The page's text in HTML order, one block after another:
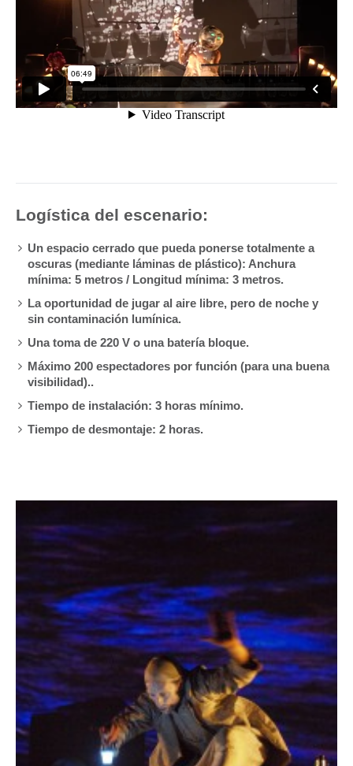
Logística del escenario:
Un espacio cerrado que pueda ponerse totalmente a
oscuras (mediante láminas de plástico): Anchura
mínima: 5 metros / Longitud mínima: 3 metros.
La oportunidad de jugar al aire libre, pero de noche y
sin contaminación lumínica.
Una toma de 220 V o una batería bloque.
Máximo 200 espectadores por función (para una buena
visibilidad)..
Tiempo de instalación: 3 horas mínimo.
Tiempo de desmontaje: 2 horas.